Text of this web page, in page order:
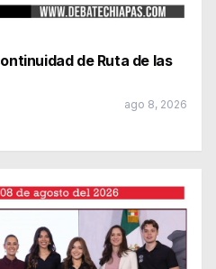
de Ruta de las
ago 8, 2026